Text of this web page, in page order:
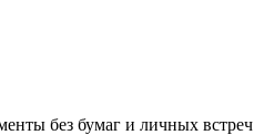
без бумаг и личных встреч